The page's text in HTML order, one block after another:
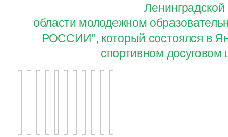
Ленинградской
области молодежном
РОССИИ", который состоялся в
спортивном досуговом